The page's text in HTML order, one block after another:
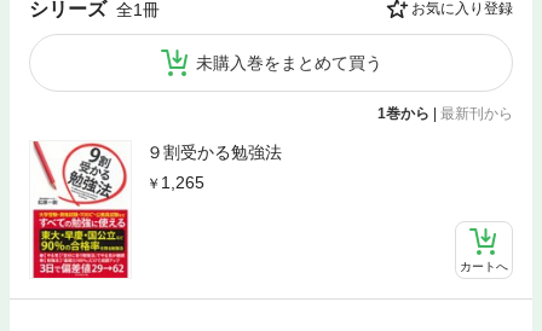
シリーズ 全1冊 お気に入り登録
未購入巻をまとめて買う
1巻から 最新刊から
９割受かる勉強法
1,265
カートへ